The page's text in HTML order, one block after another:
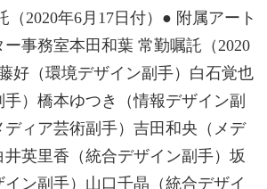
（2020年6月17日付）● 附属アート
事務室本田和葉 常勤嘱託（2020
好（環境デザイン副手）白石覚也
手）橋本ゆつき（情報デザイン副
ィア芸術副手）吉田和央（メデ
井英里香（統合デザイン副手）坂
ン副手）山口千晶（統合デザイ